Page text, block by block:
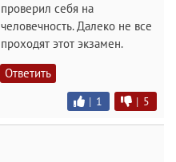
проверил себя на
человечность. Далеко не все
проходят этот экзамен.
Ответить
| 1 | 5